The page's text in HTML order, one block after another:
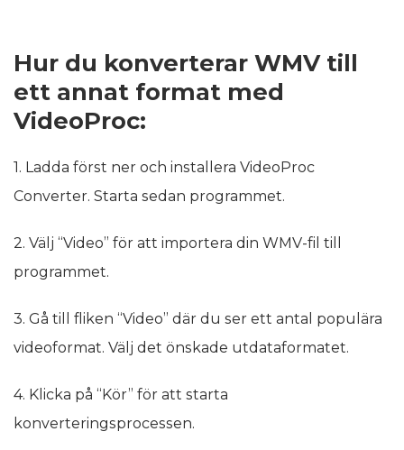
Hur du konverterar WMV till
ett annat format med
VideoProc:
1. Ladda först ner och installera VideoProc
Converter. Starta sedan programmet.
2. Välj “Video” för att importera din WMV-fil till
programmet.
3. Gå till fliken “Video” där du ser ett antal populära
videoformat. Välj det önskade utdataformatet.
4. Klicka på “Kör” för att starta
konverteringsprocessen.